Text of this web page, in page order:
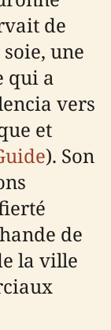
de
une
qui a
vers
et
). Son
de
la ville